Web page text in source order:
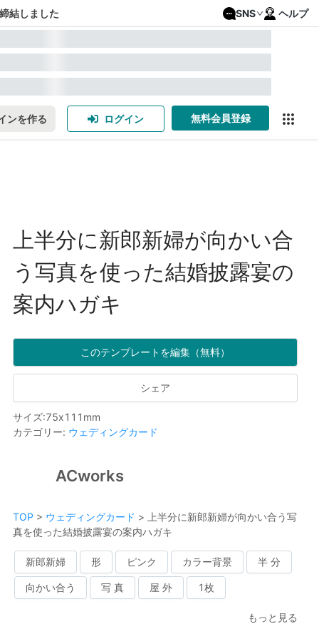
結しました SNS ヘルプ
ンを作る ログイン 無料会員登録
上半分に新郎新婦が向かい合
う写真を使った結婚披露宴の
案内ハガキ
このテンプレートを編集（無料）
シェア
サイズ:75x111 mm
カテゴリー: ウェディングカード
ACworks
TOP > ウェディングカード > 上半分に新郎新婦が向かい合う写
真を使った結婚披露宴の案内ハガキ
新郎新婦 形 ピンク カラー背景 半 分
向かい合う 写 真 屋 外 1枚
もっと見る